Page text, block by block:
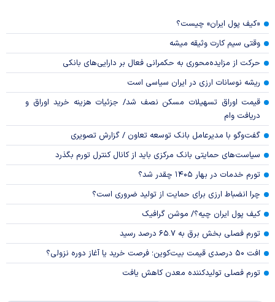
«کیف پول ایران» چیست؟
وقتی سیم کارت وثیقه میشه
حرکت از مزایده‌محوری به حکمرانی فعال بر دارایی‌های بانکی
ریشه نوسانات ارزی در ایران سیاسی است
قیمت اوراق تسهیلات مسکن نصف شد/ جزئیات هزینه خرید اوراق و
دریافت وام
گفت‌وگو با مدیرعامل بانک توسعه تعاون / گزارش تصویری
سیاست‌های حمایتی بانک مرکزی باید از کانال کنترل تورم بگذرد
تورم خدمات در بهار ۱۴۰۵ چقدر شد؟
چرا انضباط ارزی برای حمایت از تولید ضروری است؟
کیف پول ایران چیه؟/ موشن گرافیک
تورم فصلی بخش برق به ۶۵.۷ درصد رسید
افت ۵۰ درصدی قیمت بیت‌کوین؛ فرصت خرید یا آغاز دوره نزولی؟
تورم فصلی تولیدکننده معدن کاهش یافت